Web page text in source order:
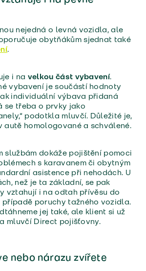
nejedná o levná vozidla, ale
obytňákům sjednat také
.
i na velkou část vybavení.
vybavení je součástí hodnoty
individuální výbava přidaná
se třeba o prvky jako
podotkla mluvčí. Důležité je,
autě homologované a schválené.
službám dokáže pojištění pomoci
s karavanem či obytným
asistence při nehodách. U
než je ta základní, se pak
vztahují i na odtah přívěsu do
poruchy tažného vozidla.
jej také, ale klient si už
mluvčí Direct pojišťovny.
nebo nárazu zvířete